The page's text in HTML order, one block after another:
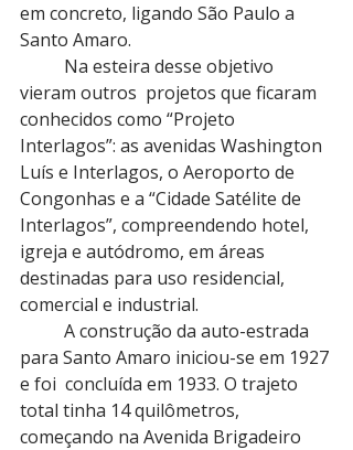
em concreto, ligando São Paulo a
Santo Amaro.
Na esteira desse objetivo
vieram outros  projetos que ficaram
conhecidos como “Projeto
Interlagos”: as avenidas Washington
Luís e Interlagos, o Aeroporto de
Congonhas e a “Cidade Satélite de
Interlagos”, compreendendo hotel,
igreja e autódromo, em áreas
destinadas para uso residencial,
comercial e industrial.
A construção da auto-estrada
para Santo Amaro iniciou-se em 1927
e foi  concluída em 1933. O trajeto
total tinha 14 quilômetros,
começando na Avenida Brigadeiro